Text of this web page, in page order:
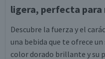
ligera, perfecta para
Descubre la fuerza y el
una bebida que te ofrece
color dorado brillante y su